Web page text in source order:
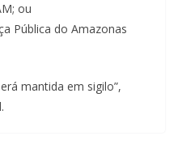
ou
Pública do Amazonas
mantida em sigilo”,